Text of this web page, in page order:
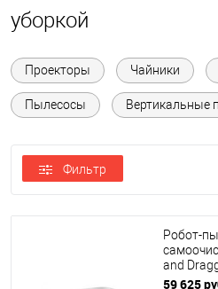
уборкой
Проекторы Чайники
Пылесосы Вертикальные
Фильтр
Робот-
and
59 625